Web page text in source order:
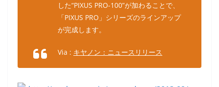
した“PIXUS PRO-100”が加わることで、
「PIXUS PRO」シリーズのラインアップ
が完成します。
Via : キヤノン：ニュースリリース